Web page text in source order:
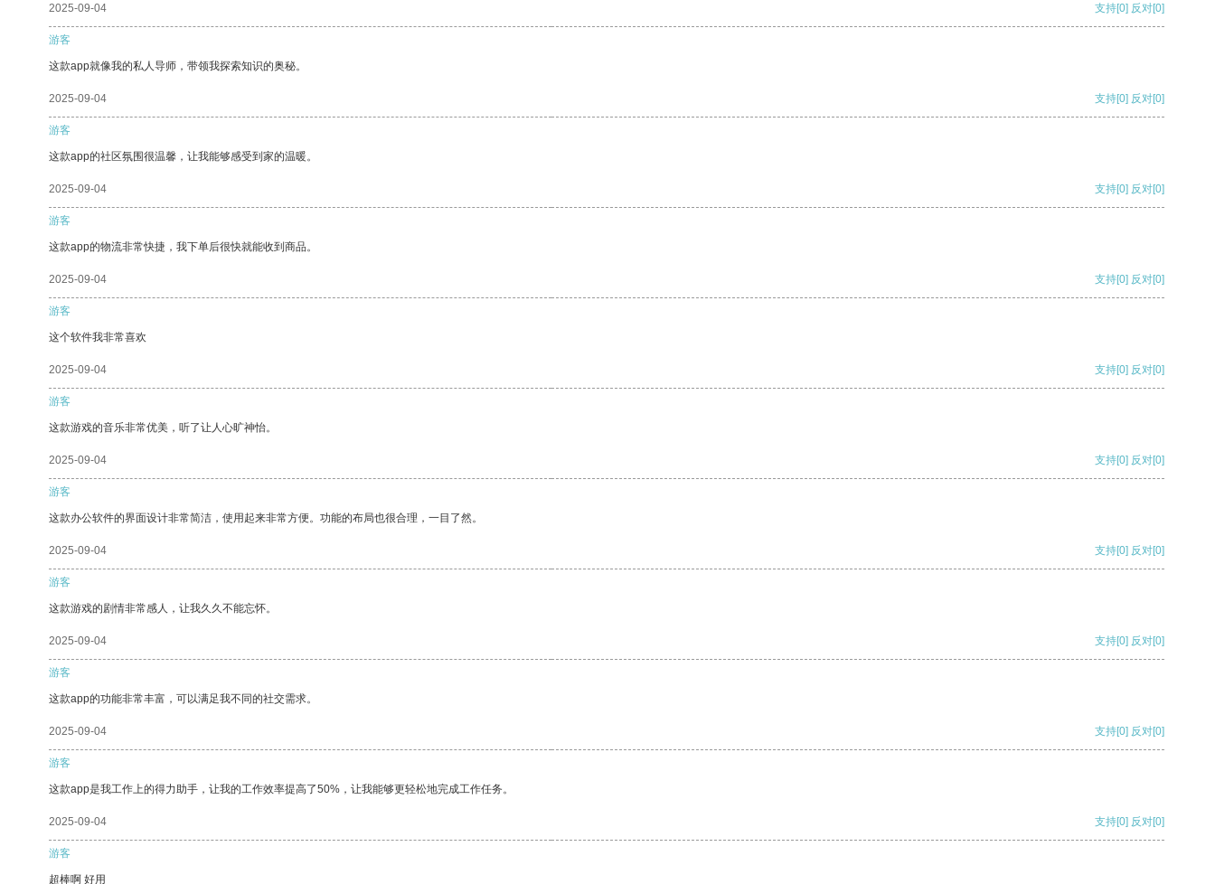
2025-09-04 支持[0] 反对[0]
游客
这款app就像我的私人导师，带领我探索知识的奥秘。
2025-09-04 支持[0] 反对[0]
游客
这款app的社区氛围很温馨，让我能够感受到家的温暖。
2025-09-04 支持[0] 反对[0]
游客
这款app的物流非常快捷，我下单后很快就能收到商品。
2025-09-04 支持[0] 反对[0]
游客
这个软件我非常喜欢
2025-09-04 支持[0] 反对[0]
游客
这款游戏的音乐非常优美，听了让人心旷神怡。
2025-09-04 支持[0] 反对[0]
游客
这款办公软件的界面设计非常简洁，使用起来非常方便。功能的布局也很合理，一目了然。
2025-09-04 支持[0] 反对[0]
游客
这款游戏的剧情非常感人，让我久久不能忘怀。
2025-09-04 支持[0] 反对[0]
游客
这款app的功能非常丰富，可以满足我不同的社交需求。
2025-09-04 支持[0] 反对[0]
游客
这款app是我工作上的得力助手，让我的工作效率提高了50%，让我能够更轻松地完成工作任务。
2025-09-04 支持[0] 反对[0]
游客
超棒啊 好用